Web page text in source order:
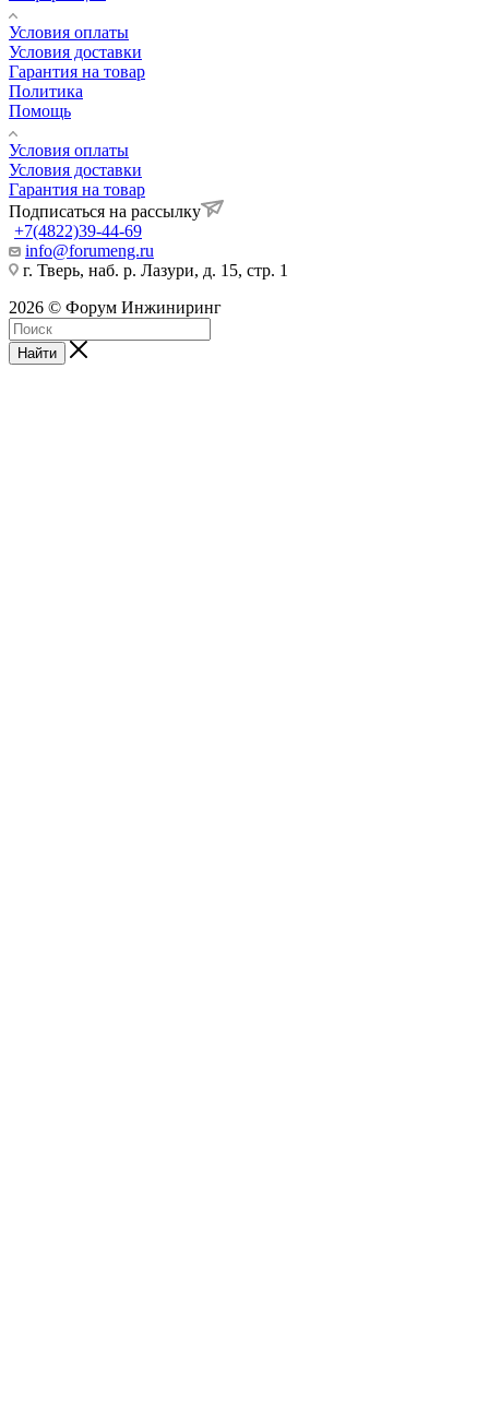
Условия оплаты
Условия доставки
Гарантия на товар
Политика
Помощь
Условия оплаты
Условия доставки
Гарантия на товар
Подписаться на рассылку
+7(4822)39-44-69
info@forumeng.ru
г. Тверь, наб. р. Лазури, д. 15, стр. 1
2026 © Форум Инжиниринг
Найти